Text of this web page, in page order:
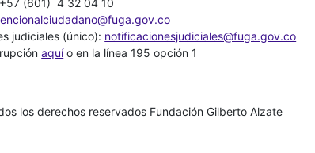
(601) 4 32 04 10
judiciales (único): notificacionesjudiciales@fuga.gov.co
aquío en la línea 195 opción 1
los derechos reservados Fundación Gilberto Alzate